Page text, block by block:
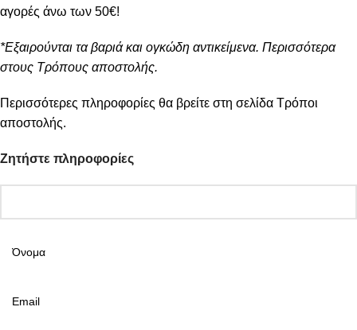
αγορές άνω των 50€!
*Εξαιρούνται τα βαριά και ογκώδη αντικείμενα. Περισσότερα
στους Τρόπους αποστολής.
Περισσότερες πληροφορίες θα βρείτε στη σελίδα Τρόποι
αποστολής.
Ζητήστε πληροφορίες